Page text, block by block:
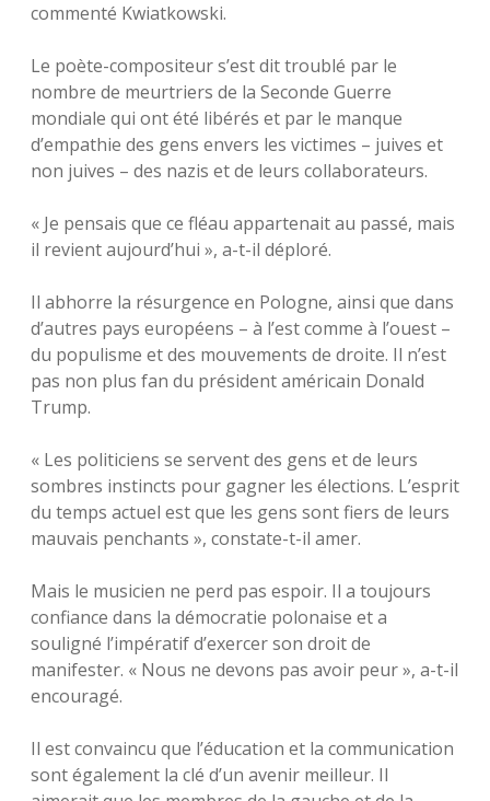
commenté Kwiatkowski.
Le poète-compositeur s’est dit troublé par le
nombre de meurtriers de la Seconde Guerre
mondiale qui ont été libérés et par le manque
d’empathie des gens envers les victimes – juives et
non juives – des nazis et de leurs collaborateurs.
« Je pensais que ce fléau appartenait au passé, mais
il revient aujourd’hui », a-t-il déploré.
Il abhorre la résurgence en Pologne, ainsi que dans
d’autres pays européens – à l’est comme à l’ouest –
du populisme et des mouvements de droite. Il n’est
pas non plus fan du président américain Donald
Trump.
« Les politiciens se servent des gens et de leurs
sombres instincts pour gagner les élections. L’esprit
du temps actuel est que les gens sont fiers de leurs
mauvais penchants », constate-t-il amer.
Mais le musicien ne perd pas espoir. Il a toujours
confiance dans la démocratie polonaise et a
souligné l’impératif d’exercer son droit de
manifester. « Nous ne devons pas avoir peur », a-t-il
encouragé.
Il est convaincu que l’éducation et la communication
sont également la clé d’un avenir meilleur. Il